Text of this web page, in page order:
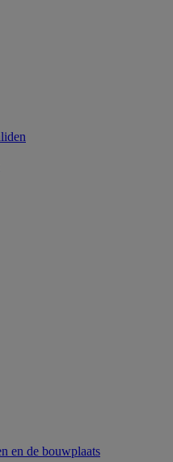
en de bouwplaats